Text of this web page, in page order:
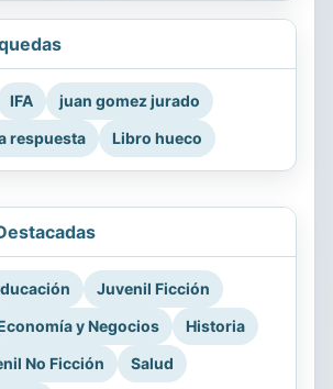
IFA
juan gomez jurado
respuesta Libro hueco
Juvenil Ficción
y Negocios
Historia
No Ficción Salud